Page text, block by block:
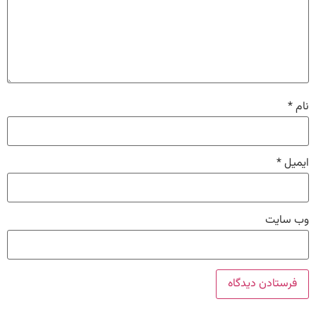
نام*
ایمیل*
وب‌ سایت